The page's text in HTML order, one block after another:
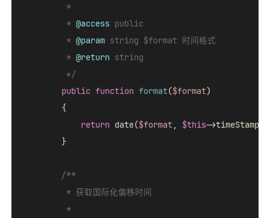
         *
         *
@access public
         *
@param string $format 时间格式
         *
@return string
         */
public function format($format)
{
return date($format, $this->timeStamp);
        }
/**
         * 获取国际化偏移时间
         *